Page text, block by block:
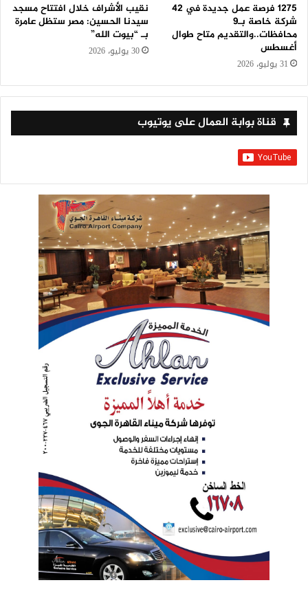
1275 فرصة عمل جديدة في 42
شركة خاصة بـ9
محافظات..والتقديم متاح طوال
أغسطس
31 يوليو، 2026
نقيب الأشراف خلال افتتاح مسجد
سيدنا الحسين: مصر ستظل عامرة
بـ “بيوت الله”
30 يوليو، 2026
قناة بوابة العمال على يوتيوب